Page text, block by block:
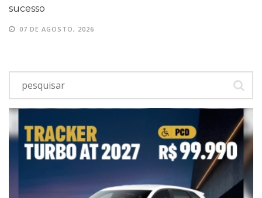
sucesso
07 DE AGOSTO, 2026